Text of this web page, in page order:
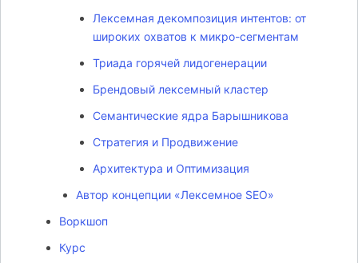
Лексемная декомпозиция интентов: от
широких охватов к микро-сегментам
Триада горячей лидогенерации
Брендовый лексемный кластер
Семантические ядра Барышникова
Стратегия и Продвижение
Архитектура и Оптимизация
Автор концепции «Лексемное SEO»
Воркшоп
Курс